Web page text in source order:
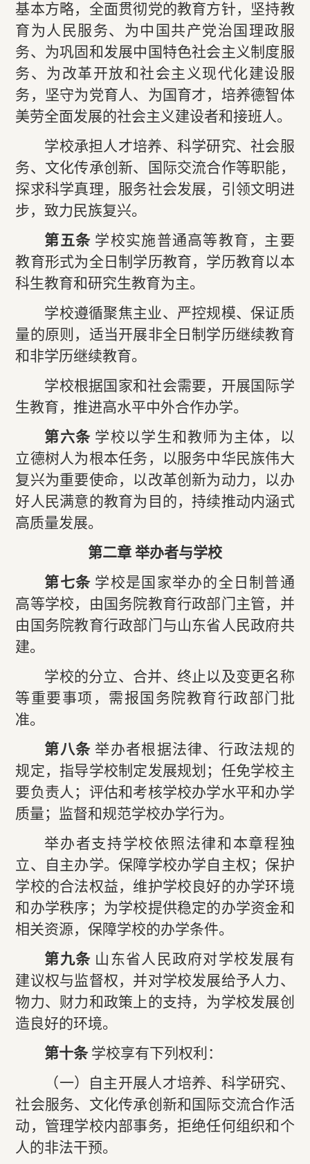
基本方略，全面贯彻党的教育方针，坚持教
育为人民服务、为中国共产党治国理政服
务、为巩固和发展中国特色社会主义制度服
务、为改革开放和社会主义现代化建设服
务，坚守为党育人、为国育才，培养德智体
美劳全面发展的社会主义建设者和接班人。
学校承担人才培养、科学研究、社会服
务、文化传承创新、国际交流合作等职能，
探求科学真理，服务社会发展，引领文明进
步，致力民族复兴。
第五条 学校实施普通高等教育，主要
教育形式为全日制学历教育，学历教育以本
科生教育和研究生教育为主。
学校遵循聚焦主业、严控规模、保证质
量的原则，适当开展非全日制学历继续教育
和非学历继续教育。
学校根据国家和社会需要，开展国际学
生教育，推进高水平中外合作办学。
第六条 学校以学生和教师为主体，以
立德树人为根本任务，以服务中华民族伟大
复兴为重要使命，以改革创新为动力，以办
好人民满意的教育为目的，持续推动内涵式
高质量发展。
第二章 举办者与学校
第七条 学校是国家举办的全日制普通
高等学校，由国务院教育行政部门主管，并
由国务院教育行政部门与山东省人民政府共
建。
学校的分立、合并、终止以及变更名称
等重要事项，需报国务院教育行政部门批
准。
第八条举办者根据法律、行政法规的
规定，指导学校制定发展规划；任免学校主
要负责人；评估和考核学校办学水平和办学
质量；监督和规范学校办学行为。
举办者支持学校依照法律和本章程独
立、自主办学。保障学校办学自主权；保护
学校的合法权益，维护学校良好的办学环境
和办学秩序；为学校提供稳定的办学资金和
相关资源，保障学校的办学条件。
第九条 山东省人民政府对学校发展有
建议权与监督权，并对学校发展给予人力、
物力、财力和政策上的支持，为学校发展创
造良好的环境。
第十条 学校享有下列权利：
（一）自主开展人才培养、科学研究、
社会服务、文化传承创新和国际交流合作活
动，管理学校内部事务，拒绝任何组织和个
人的非法干预。